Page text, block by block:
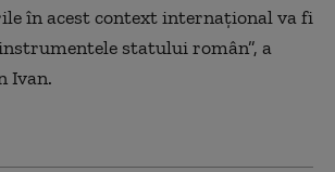
în acest context internațional va fi
statului român”, a
Ivan.